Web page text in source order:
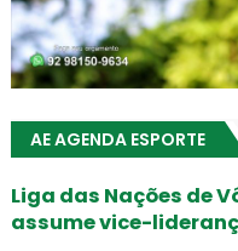
AE AGENDA ESPORTE
Liga das Nações de
assume vice-